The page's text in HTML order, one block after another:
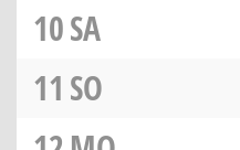
10SA
11 SO